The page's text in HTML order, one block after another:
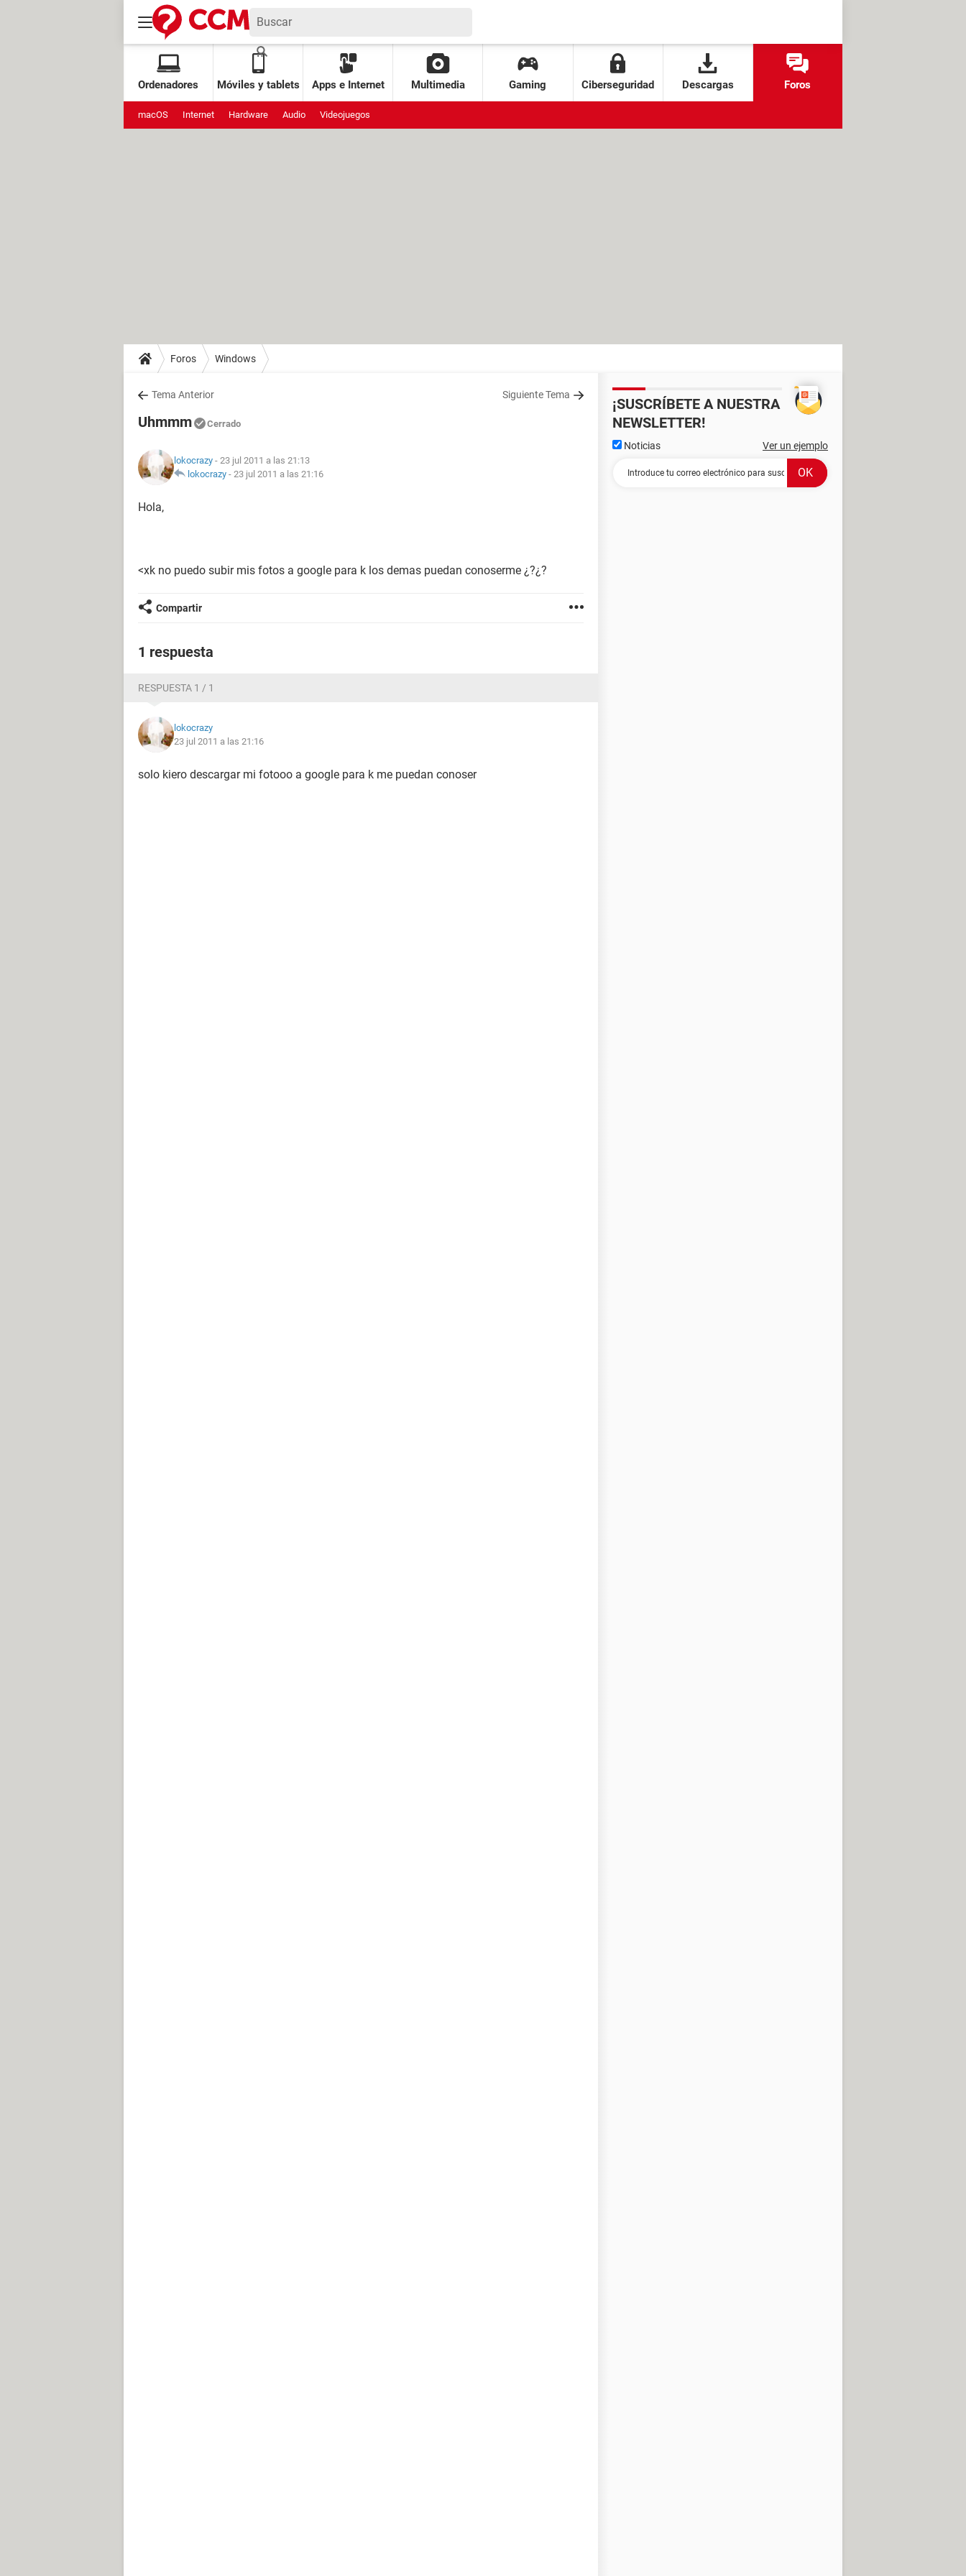
Ordenadores Móviles y tablets Apps e Internet Multimedia Gaming Ciberseguridad Descargas Foros
macOS Internet Hardware Audio Videojuegos
Foros Windows
Tema Anterior Siguiente Tema
Uhmmm Cerrado
lokocrazy - 23 jul 2011 a las 21:13
lokocrazy - 23 jul 2011 a las 21:16
Hola,
<xk no puedo subir mis fotos a google para k los demas puedan conoserme ¿?¿?
Compartir
1 respuesta
RESPUESTA 1 / 1
lokocrazy
23 jul 2011 a las 21:16
solo kiero descargar mi fotooo a google para k me puedan conoser
¡SUSCRÍBETE A NUESTRA
NEWSLETTER!
Noticias Ver un ejemplo